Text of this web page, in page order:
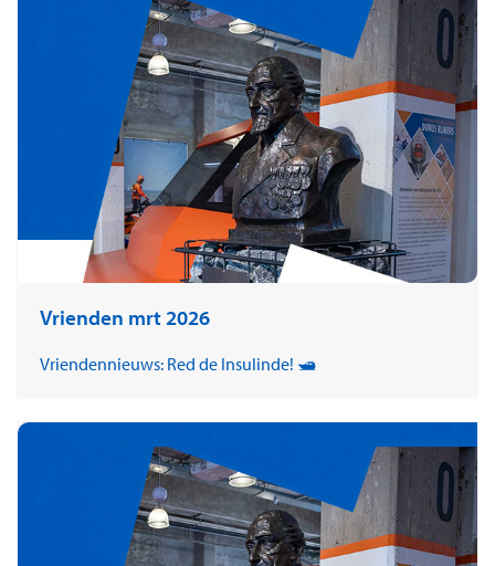
Vrienden mrt 2026
Vriendennieuws: Red de Insulinde! 🛥️